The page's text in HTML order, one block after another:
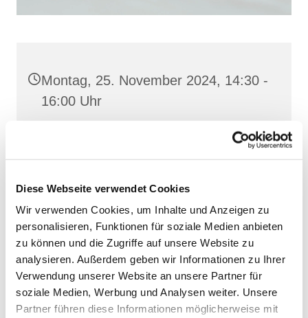
Diese Webseite verwendet Cookies
Wir verwenden Cookies, um Inhalte und Anzeigen zu
personalisieren, Funktionen für soziale Medien anbieten
zu können und die Zugriffe auf unsere Website zu
analysieren. Außerdem geben wir Informationen zu Ihrer
Verwendung unserer Website an unsere Partner für
soziale Medien, Werbung und Analysen weiter. Unsere
Partner führen diese Informationen möglicherweise mit
Montag, 25. November 2024, 14:30 -
16:00 Uhr
Pfarrsaal, Demmin, Reiferstraße 2A,
17109 Demmin